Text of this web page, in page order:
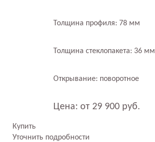
Толщина профиля: 78 мм
Толщина стеклопакета: 36 мм
Открывание: поворотное
Цена: от 29 900 руб.
Купить
Уточнить подробности